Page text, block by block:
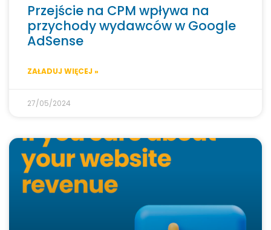
Przejście na CPM wpływa na
przychody wydawców w Google
AdSense
ZAŁADUJ WIĘCEJ »
27/05/2024